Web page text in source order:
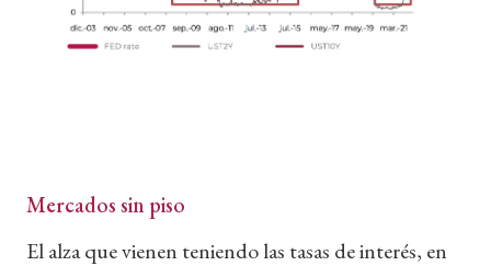
Mercados sin piso
El alza que vienen teniendo las tasas de interés, en